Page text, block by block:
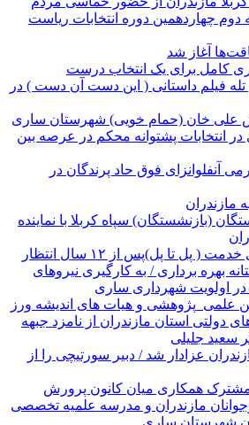
دوم چهاردهمین دوره انتخابات ریاست
آغاز شد
کامل برای یک انتخاب درست
تله فیلم داستانی ( این دست آن دست ) در
علی خان (حمام خویی) شهرستان ساری
انتخابات پشتوانه محکم در عرصه بین
آنفلوانزای فوق حاد پرندگان در
مازندران
(بازنشستگان) سپاه کربلا با نماینده
پروژه سیدالشهدای خدمت ( پل تا پل)پس از ۱۲ سال انتظار
بهره برداری / به کارگیری نیروهای
اولویت شهرداری ساری
علمی_پژوهشی و هیات های اندیشه ورز
دولتی استان مازندران از نامزد جبهه
سعید جلیلی
عزادار شد / دبیر سورتیچی را از
مشترک همکاری میان کانون پرورش
مازندران و مدرسه علمیه تخصصی
شهرستان ساری